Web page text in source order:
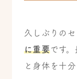
久しぶりのセ
に重要です
と身体を十